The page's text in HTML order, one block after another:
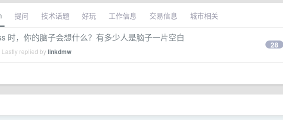
提问 技术话题 好玩 工作信息 交易信息 城市相关
时，你的脑子会想什么？有多少人是脑子一片空白
Lastly replied bylinkdmw
28